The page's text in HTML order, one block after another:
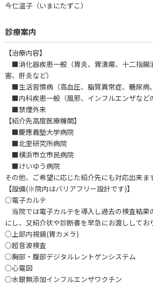
今仁温子（いまにたずこ）
診療案内
【治療内容】
■消化器疾患一般（胃炎、胃潰瘍、十二指腸
害、肝炎など）
■生活習慣病（高血圧、脂質異常症、糖尿病
■内科疾患一般（風邪、インフルエンザなど
■禁煙外来
【紹介先高度医療機関】
■慶應義塾大学病院
■北里研究所病院
■横浜市立市民病院
■けいゆう病院
その他、ご希望に応じた紹介先にも対応出来ま
【設備(※院内はバリアフリー設計です)】
○電子カルテ
当院では電子カルテを導入し過去の検査結果
にし、又紹介状や診断書を早急にお渡ししてお
○上部内視鏡(胃カメラ)
○超音波検査
○胸部・腹部デジタルレントゲンシステム
○心電図
○水銀無添加インフルエンザワクチン